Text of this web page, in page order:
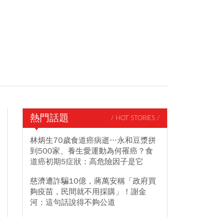
熱門話題 / HOT STORIES /
林炳生70歲食道癌病逝…永和豆漿拼
到500家、養生愛運動為何罹癌？食
道癌初期5症狀：高危險因子是它
慈濟遭詐騙10億，蔣萬安稱「政府買
夠疫苗，民間就不用採購」！謝金
河：這句話說得不夠公道